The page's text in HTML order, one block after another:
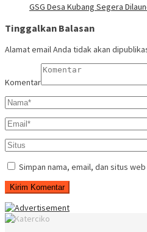
GSG Desa Kubang Segera
Tinggalkan Balasan
Alamat email Anda tidak akan
Komentar
Simpan nama, email, dan situs